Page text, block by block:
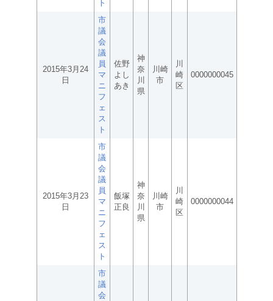
ト
2015年3月24
日
市
議
会
議
員
マ
ニ
フ
ェ
ス
ト
佐野
よし
あき
神
奈
川
県
川崎
市
川
崎
区
0000000045
2015年3月23
日
市
議
会
議
員
マ
ニ
フ
ェ
ス
ト
飯塚
正良
神
奈
川
県
川崎
市
川
崎
区
0000000044
市
議
会